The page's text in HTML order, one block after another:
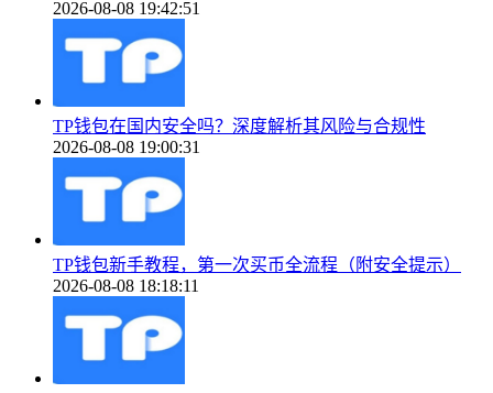
2026-08-08 19:42:51
TP钱包在国内安全吗？深度解析其风险与合规性
2026-08-08 19:00:31
TP钱包新手教程，第一次买币全流程（附安全提示）
2026-08-08 18:18:11